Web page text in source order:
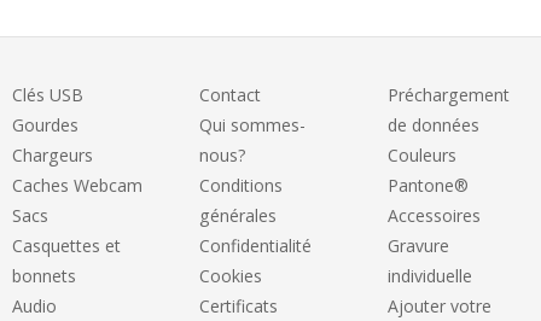
Clés USB
Gourdes
Chargeurs
Caches Webcam
Sacs
Casquettes et
bonnets
Audio
Contact
Qui sommes-
nous?
Conditions
générales
Confidentialité
Cookies
Certificats
Préchargement
de données
Couleurs
Pantone®
Accessoires
Gravure
individuelle
Ajouter votre